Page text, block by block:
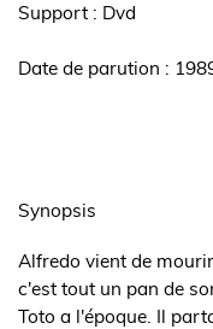
Support : Dvd
Date de parution :
l'ouvrage
Synopsis
Alfredo vient de
c'est tout un pan de
Toto a l'époque. Il